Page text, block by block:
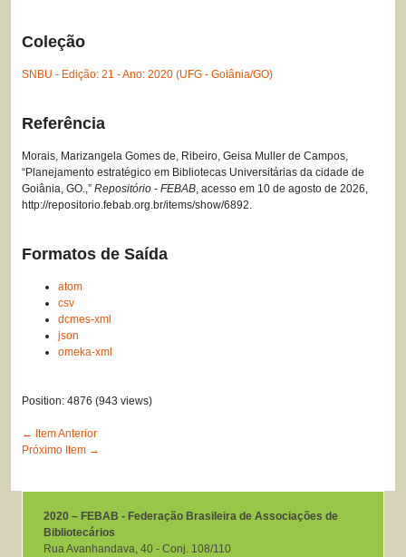
Coleção
SNBU - Edição: 21 - Ano: 2020 (UFG - Goiânia/GO)
Referência
Morais, Marizangela Gomes de, Ribeiro, Geisa Muller de Campos,
“Planejamento estratégico em Bibliotecas Universitárias da cidade de
Goiânia, GO.,” Repositório - FEBAB, acesso em 10 de agosto de 2026,
http://repositorio.febab.org.br/items/show/6892.
Formatos de Saída
atom
csv
dcmes-xml
json
omeka-xml
Position: 4876 (943 views)
← Item Anterior
Próximo Item →
2020 – FEBAB - Federação Brasileira de Associações de
Bibliotecários
Rua Avanhandava, 40 ‐ Conj. 108/110